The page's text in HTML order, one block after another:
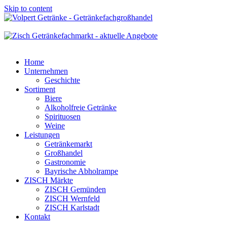
Skip to content
Home
Unternehmen
Geschichte
Sortiment
Biere
Alkoholfreie Getränke
Spirituosen
Weine
Leistungen
Getränkemarkt
Großhandel
Gastronomie
Bayrische Abholrampe
ZISCH Märkte
ZISCH Gemünden
ZISCH Wernfeld
ZISCH Karlstadt
Kontakt